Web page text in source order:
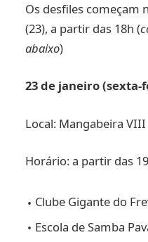
Os desfiles começam
(23), a partir das 18h (
abaixo)
23 de janeiro (sexta-
Local: Mangabeira VIII
Horário: a partir das
Clube Gigante do
Escola de Samba